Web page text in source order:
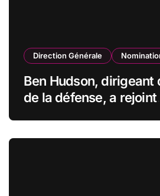
Direction Générale
Ben Hudson, dirigeant
de la défense, a rejoint